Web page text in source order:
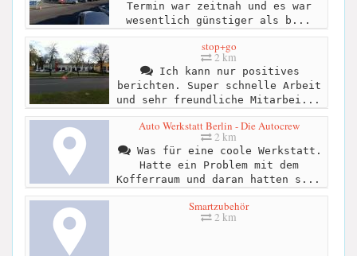
Termin war zeitnah und es war
wesentlich günstiger als b...
stop+go
2 km
Ich kann nur positives
berichten. Super schnelle Arbeit
und sehr freundliche Mitarbei...
Auto Werkstatt Berlin - Die Autocrew
2 km
Was für eine coole Werkstatt.
Hatte ein Problem mit dem
Kofferraum und daran hatten s...
Smartzubehör
2 km